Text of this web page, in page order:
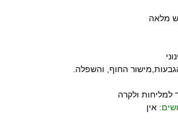
מלאה
החוף, והשפלה.
למליחות ולקרה
אין